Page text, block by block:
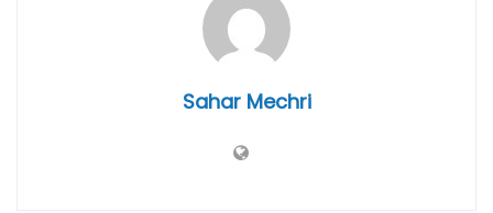
Sahar Mechri